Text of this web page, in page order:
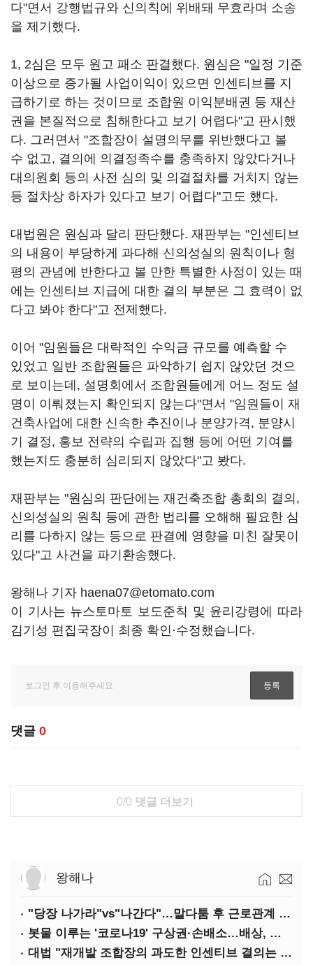
다"면서 강행법규와 신의칙에 위배돼 무효라며 소송
을 제기했다.
1, 2심은 모두 원고 패소 판결했다. 원심은 "일정 기준
이상으로 증가될 사업이익이 있으면 인센티브를 지
급하기로 하는 것이므로 조합원 이익분배권 등 재산
권을 본질적으로 침해한다고 보기 어렵다"고 판시했
다. 그러면서 "조합장이 설명의무를 위반했다고 볼
수 없고, 결의에 의결정족수를 충족하지 않았다거나
대의원회 등의 사전 심의 및 의결절차를 거치지 않는
등 절차상 하자가 있다고 보기 어렵다"고도 했다.
대법원은 원심과 달리 판단했다. 재판부는 "인센티브
의 내용이 부당하게 과다해 신의성실의 원칙이나 형
평의 관념에 반한다고 볼 만한 특별한 사정이 있는 때
에는 인센티브 지급에 대한 결의 부분은 그 효력이 없
다고 봐야 한다"고 전제했다.
이어 "임원들은 대략적인 수익금 규모를 예측할 수
있었고 일반 조합원들은 파악하기 쉽지 않았던 것으
로 보이는데, 설명회에서 조합원들에게 어느 정도 설
명이 이뤄졌는지 확인되지 않는다"면서 "임원들이 재
건축사업에 대한 신속한 추진이나 분양가격, 분양시
기 결정, 홍보 전략의 수립과 집행 등에 어떤 기여를
했는지도 충분히 심리되지 않았다"고 봤다.
재판부는 "원심의 판단에는 재건축조합 총회의 결의,
신의성실의 원칙 등에 관한 법리를 오해해 필요한 심
리를 다하지 않는 등으로 판결에 영향을 미친 잘못이
있다"고 사건을 파기환송했다.
왕해나 기자 haena07@etomato.com
이 기사는 뉴스토마토 보도준칙 및 윤리강령에 따라
김기성 편집국장이 최종 확인·수정했습니다.
댓글 0
0/0 댓글 더보기
왕해나
"당장 나가라"vs"나간다"…말다툼 후 근로관계 종료는 부당해고
봇물 이루는 '코로나19' 구상권·손배소…배상, 쉽지 않다
대법 "재개발 조합장의 과도한 인센티브 결의는 무효"